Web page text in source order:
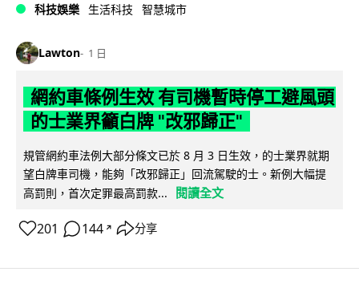
科技娛樂 生活科技 智慧城市
Lawton 1 日
網約車條例生效 有司機暫時停工避風頭
的士業界籲白牌 "改邪歸正"
規管網約車法例大部分條文已於 8 月 3 日生效，的士業界就期
望白牌車司機，能夠「改邪歸正」回流駕駛的士。新例大幅提
高罰則，首次定罪最高罰款...
閱讀全文
201 144 ↗ 分享